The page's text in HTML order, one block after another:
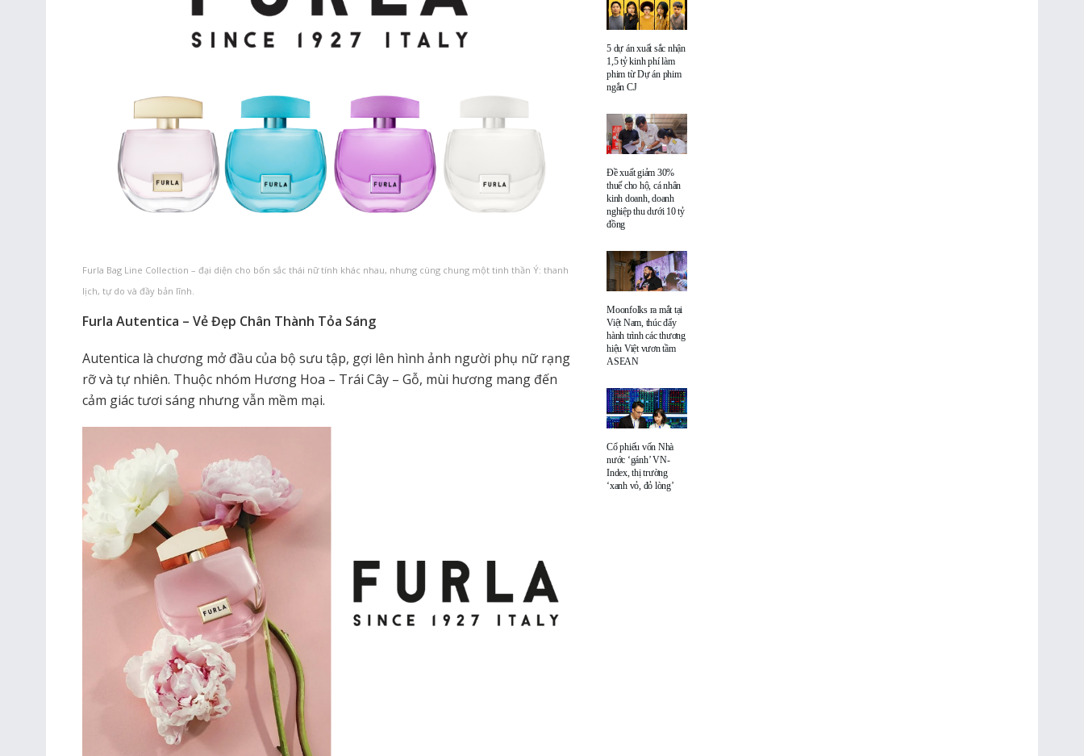
Furla Bag Line Collection – đại diện cho bốn sắc thái nữ tính khác nhau, nhưng cùng chung một tinh thần Ý: thanh
lịch, tự do và đầy bản lĩnh.
Furla Autentica – Vẻ Đẹp Chân Thành Tỏa Sáng
Autentica là chương mở đầu của bộ sưu tập, gợi lên hình ảnh người phụ nữ rạng
rỡ và tự nhiên. Thuộc nhóm Hương Hoa – Trái Cây – Gỗ, mùi hương mang đến
cảm giác tươi sáng nhưng vẫn mềm mại.
5 dự án xuất sắc nhận
1,5 tỷ kinh phí làm
phim từ Dự án phim
ngắn CJ
Đề xuất giảm 30%
thuế cho hộ, cá nhân
kinh doanh, doanh
nghiệp thu dưới 10 tỷ
đồng
Moonfolks ra mắt tại
Việt Nam, thúc đẩy
hành trình các thương
hiệu Việt vươn tầm
ASEAN
Cổ phiếu vốn Nhà
nước ‘gánh’ VN-
Index, thị trường
‘xanh vỏ, đỏ lòng’